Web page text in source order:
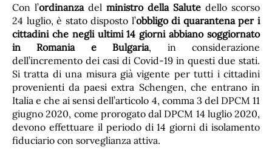
Con l’ordinanzadel ministro della Salute dello scorso
24 luglio, è stato disposto l’obbligo di quarantena per i
cittadini che negli ultimi 14 giorni abbiano soggiornato
in Romania e Bulgaria, in considerazione
dell’incremento dei casi di Covid-19 in questi due stati.
Si tratta di una misura già vigente per tutti i cittadini
provenienti da paesi extra Schengen, che entrano in
Italia e che ai sensi dell’articolo 4, comma 3 del DPCM 11
giugno 2020, come prorogato dal DPCM 14 luglio 2020,
devono effettuare il periodo di 14 giorni di isolamento
fiduciario con sorveglianza attiva.